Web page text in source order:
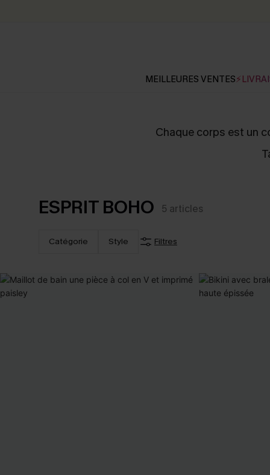
MEILLEURES VENTES
Chaque corps est un
ESPRIT BOHO 5 articles
Catégorie Style Filtres